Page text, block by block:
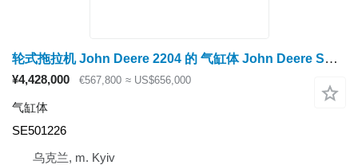
轮式拖拉机 John Deere 2204 的 气缸体 John Deere SE501226
¥4,428,000 €567,800 ≈ US$656,000
气缸体
SE501226
乌克兰, m. Kyiv